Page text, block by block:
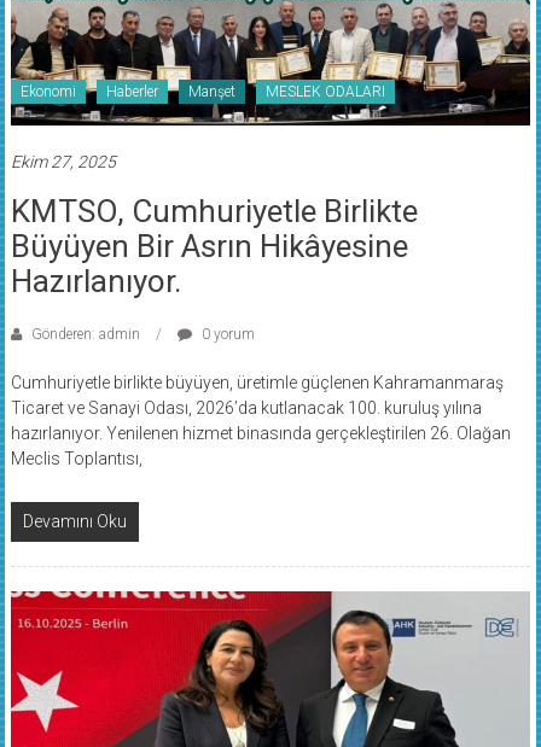
Ekonomi Haberler Manşet MESLEK ODALARI
KMTSO, Cumhuriyetle Birlikte
Büyüyen Bir Asrın Hikâyesine
Hazırlanıyor.
Ticaret ve Sanayi Odası, 2026’da kutlanacak 100. kuruluş yılına
hazırlanıyor. Yenilenen hizmet binasında gerçekleştirilen 26. Olağan
Meclis Toplantısı,
Devamını Oku